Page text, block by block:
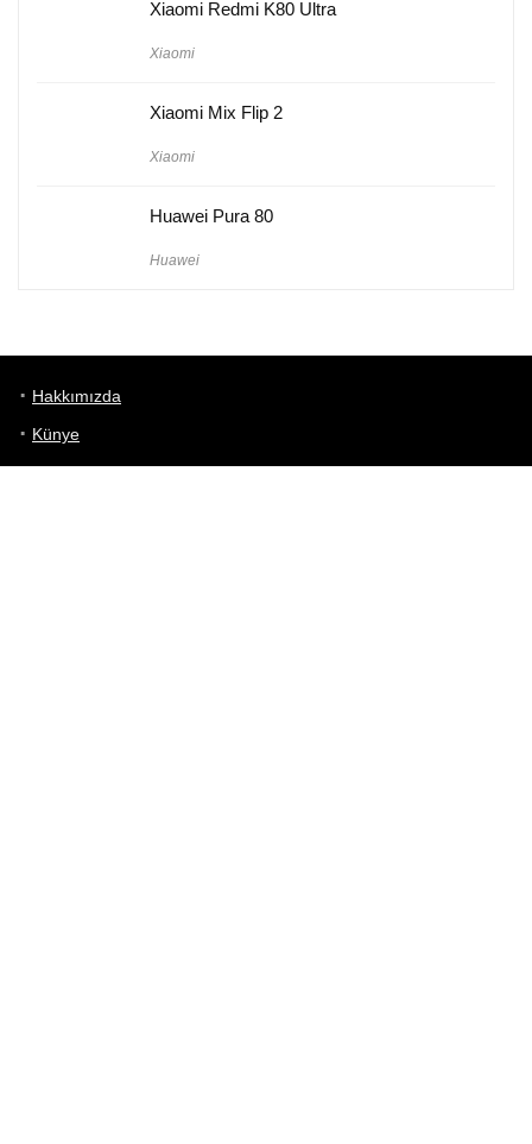
Xiaomi Redmi K80 Ultra
Xiaomi
Xiaomi Mix Flip 2
Xiaomi
Huawei Pura 80
Huawei
Hakkımızda
Künye
Gizlilik Politikası